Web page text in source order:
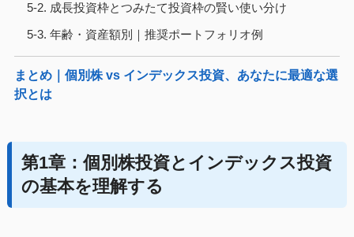
5-2. 成長投資枠とつみたて投資枠の賢い使い分け
5-3. 年齢・資産額別｜推奨ポートフォリオ例
まとめ｜個別株 vs インデックス投資、あなたに最適な選
択とは
第1章：個別株投資とインデックス投資
の基本を理解する